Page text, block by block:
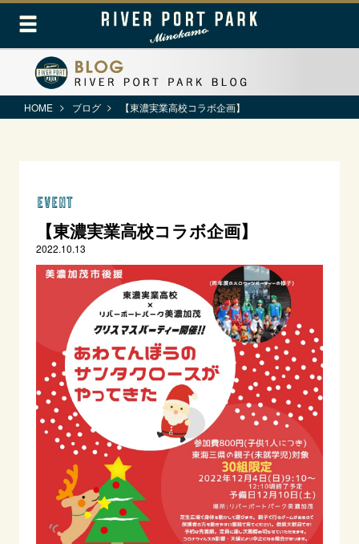
HOME ブログ 【東濃実業高校コラボ企画】
event
【東濃実業高校コラボ企画】
2022.10.13